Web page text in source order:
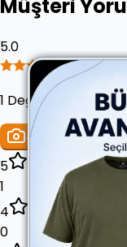
Müşteri
5.0
1 Değerlendirme
Yorum Yap
5
1
4
0